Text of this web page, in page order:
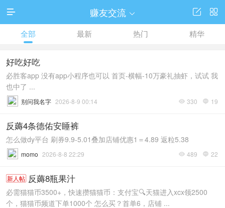
 赚友交流  

全部 最新 热门 精华
好吃好吃
必胜客app 没有app小程序也可以 首页-横幅-10万豪礼抽虾，试试 我
也中了 ...
 330  19
别问我名字 2026-8-9 00:14
反薅4条德佑安睡裤
怎么做dy平台 刷券9.9-5.01叠加店铺优惠1＝4.89 返粒5.38
 489  22
momo 2026-8-8 22:29
新人帖 反薅8瓶果汁
必需猫猫币3500+，快速攒猫猫币：支付宝🔍天猫进入xcx领2500
个，猫猫币频道下单1000个 怎么买？首单6，店铺 ...